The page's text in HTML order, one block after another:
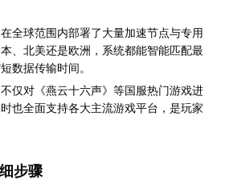
在全球范围内部署了大量加速节点与专用
、北美还是欧洲，系统都能智能匹配最
数据传输时间。
仅对《燕云十六声》等国服热门游戏进
也全面支持各大主流游戏平台，是玩家
步骤